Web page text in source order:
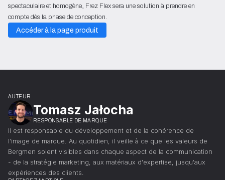
spectaculaire et homogène, Frez Flex sera une solution à prendre en
compte dès la phase de conception.
Accéder à la page produit
AUTEUR
Tomasz Jałocha
RESPONSABLE DE MARQUE
Il est responsable du développement et de la cohérence de
l'image de marque. Au quotidien, il veille à ce que les valeurs de
Bergmen soient visibles dans chaque aspect de la communication
- de la stratégie marketing, aux matériaux d'expertise, jusqu'aux
expériences des clients.